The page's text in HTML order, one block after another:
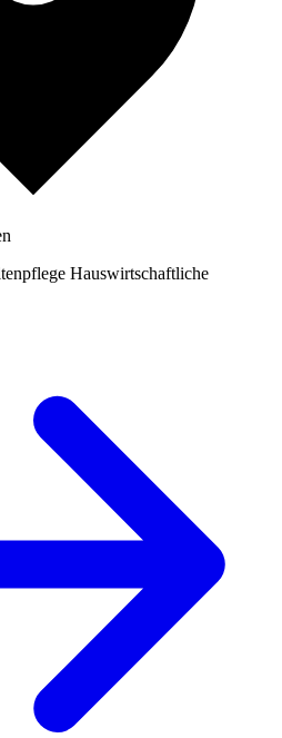
Hauswirtschaftliche